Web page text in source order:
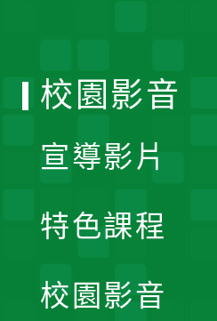
校園影音
宣導影片
特色課程
校園影音